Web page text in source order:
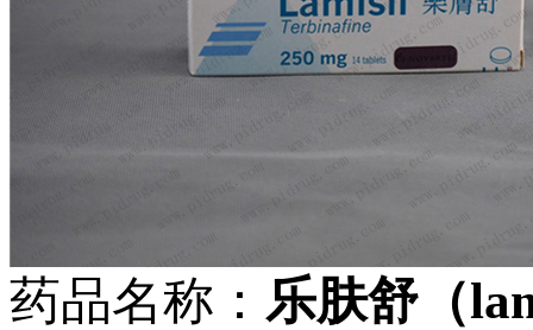
药品名称： 乐肤舒（